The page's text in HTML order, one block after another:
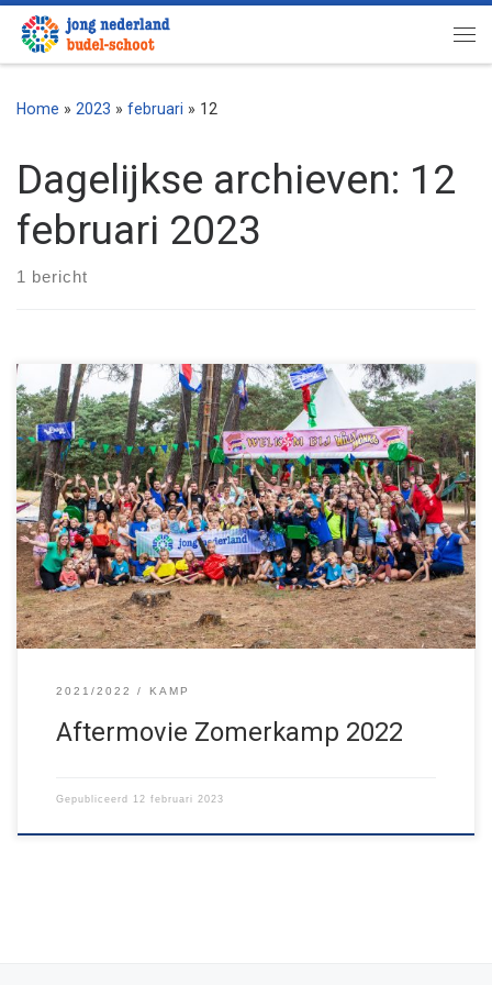
Ga naar inhoud
Home » 2023 » februari » 12
Dagelijkse archieven: 12
februari 2023
1 bericht
Licht uit, TV aan: hier is de aftermovie van ZOMERKAMP
VOLMOLEN 2022! Een half jaar geleden stapten we op de trein
richting de bossen van Volmolen, voor een fantastische week
vol sport, spel en avontuur in de natuur. Met Willy Wonka, Spekje
en M&M; vlotten, boogschieten en droppings, en te […]
2021/2022 KAMP
Aftermovie Zomerkamp 2022
Gepubliceerd 12 februari 2023